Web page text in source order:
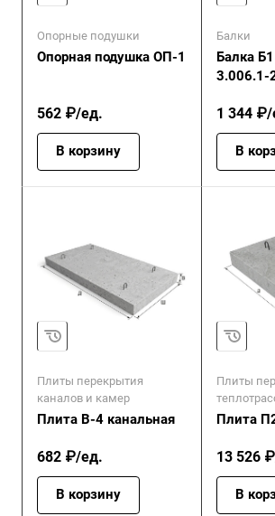
Опорные подушки
Опорная подушка ОП-1
562 ₽/ед.
В корзину
Балки
Балка
3.006.1-
1 344
В
Плиты перекрытия
каналов и камер
Плита В-4 канальная
682 ₽/ед.
В корзину
Плиты
Плита
13 526
В